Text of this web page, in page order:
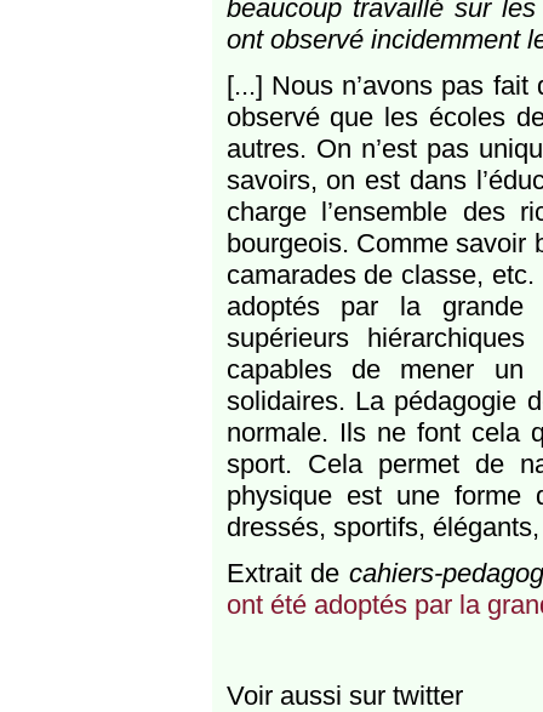
beaucoup travaillé sur
ont observé incidemment
[...] Nous n’avons pas fait
observé que les écoles
autres. On n’est pas
savoirs, on est dans
charge l’ensemble des
bourgeois. Comme savoir
camarades de classe,
adoptés par la grande
supérieurs
capables de mener un
solidaires. La pédagogie
normale. Ils ne font cela
sport. Cela permet de
physique est une forme
dressés, sportifs,
Extrait de cahiers-
ont été adoptés par la
Voir aussi sur twitter